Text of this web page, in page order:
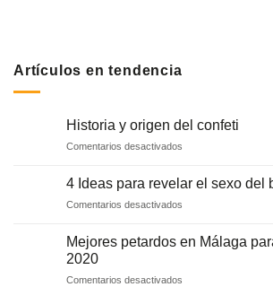
Artículos en tendencia
Historia y origen del confeti
Comentarios desactivados
origen
4 Ideas para revelar el sexo del
Comentarios desactivados
Ideas
para
Mejores petardos en Málaga
2020
Comentarios desactivados